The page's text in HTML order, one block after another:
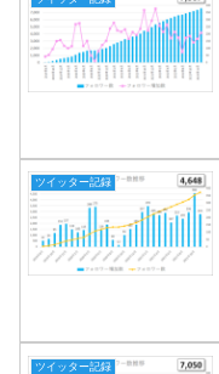
ツイッター記録
ツイッター記録